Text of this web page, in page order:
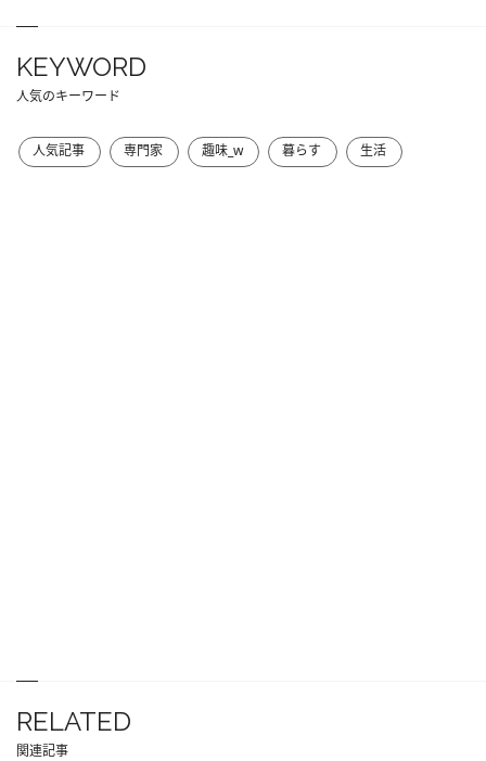
KEYWORD
人気のキーワード
人気記事 専門家 趣味_w 暮らす 生活
RELATED
関連記事